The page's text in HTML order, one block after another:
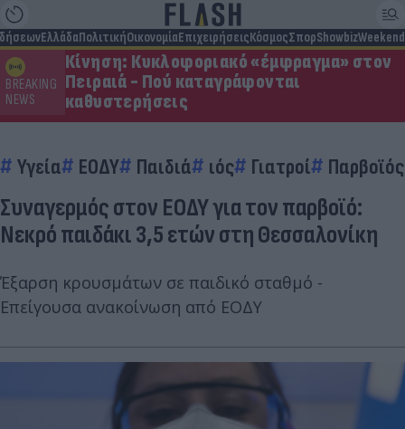
ΕλλάδαΠολιτικήΟικονομίαΕπιχειρήσειςΚόσμοςΣπορShowbizWeekend
BREAKING
NEWS
Κίνηση: Κυκλοφοριακό «έμφραγμα» στον
Πειραιά - Πού καταγράφονται
καθυστερήσεις
Υγεία ΕΟΔΥ Παιδιά ιός Γιατροί Παρβοϊός
Συναγερμός στον ΕΟΔΥ για τον παρβοϊό:
Νεκρό παιδάκι 3,5 ετών στη Θεσσαλονίκη
Έξαρση κρουσμάτων σε παιδικό σταθμό -
Επείγουσα ανακοίνωση από ΕΟΔΥ